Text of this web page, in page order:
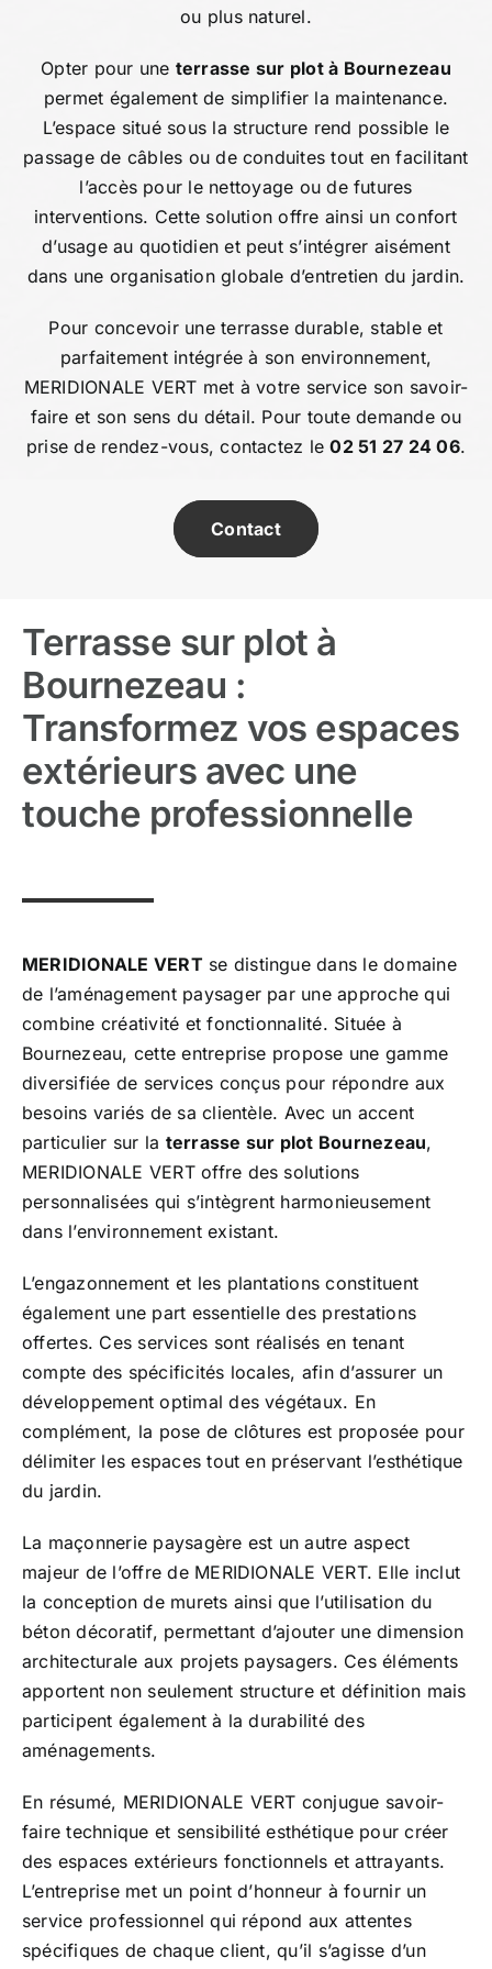
ou plus naturel.
Opter pour une terrasse sur plot à Bournezeau
permet également de simplifier la maintenance.
L’espace situé sous la structure rend possible le
passage de câbles ou de conduites tout en facilitant
l’accès pour le nettoyage ou de futures
interventions. Cette solution offre ainsi un confort
d’usage au quotidien et peut s’intégrer aisément
dans une organisation globale d’entretien du jardin.
Pour concevoir une terrasse durable, stable et
parfaitement intégrée à son environnement,
MERIDIONALE VERT met à votre service son savoir-
faire et son sens du détail. Pour toute demande ou
prise de rendez-vous, contactez le02 51 27 24 06.
Contact
Terrasse sur plot à
Bournezeau :
Transformez vos espaces
extérieurs avec une
touche professionnelle
MERIDIONALE VERT se distingue dans le domaine
de l’aménagement paysager par une approche qui
combine créativité et fonctionnalité. Située à
Bournezeau, cette entreprise propose une gamme
diversifiée de services conçus pour répondre aux
besoins variés de sa clientèle. Avec un accent
particulier sur la terrasse sur plot Bournezeau,
MERIDIONALE VERT offre des solutions
personnalisées qui s’intègrent harmonieusement
dans l’environnement existant.
L’engazonnement et les plantations constituent
également une part essentielle des prestations
offertes. Ces services sont réalisés en tenant
compte des spécificités locales, afin d’assurer un
développement optimal des végétaux. En
complément, la pose de clôtures est proposée pour
délimiter les espaces tout en préservant l’esthétique
du jardin.
La maçonnerie paysagère est un autre aspect
majeur de l’offre de MERIDIONALE VERT. Elle inclut
la conception de murets ainsi que l’utilisation du
béton décoratif, permettant d’ajouter une dimension
architecturale aux projets paysagers. Ces éléments
apportent non seulement structure et définition mais
participent également à la durabilité des
aménagements.
En résumé, MERIDIONALE VERT conjugue savoir-
faire technique et sensibilité esthétique pour créer
des espaces extérieurs fonctionnels et attrayants.
L’entreprise met un point d’honneur à fournir un
service professionnel qui répond aux attentes
spécifiques de chaque client, qu’il s’agisse d’un